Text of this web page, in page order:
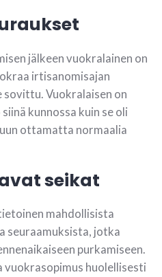
jälkeen vuokralainen on
irtisanomisajan
sovittu. Vuokralaisen on
kunnossa kuin se oli
ottamatta normaalia
seikat
mahdollisista
seuraamuksista, jotka
purkamiseen.
huolellisesti